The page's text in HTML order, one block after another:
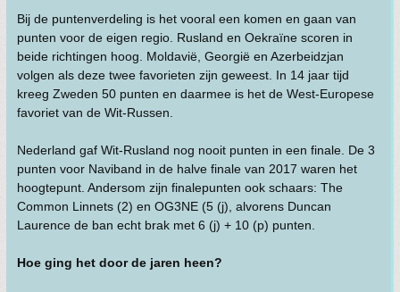
Bij de puntenverdeling is het vooral een komen en gaan van
punten voor de eigen regio. Rusland en Oekraïne scoren in
beide richtingen hoog. Moldavië, Georgië en Azerbeidzjan
volgen als deze twee favorieten zijn geweest. In 14 jaar tijd
kreeg Zweden 50 punten en daarmee is het de West-Europese
favoriet van de Wit-Russen.
Nederland gaf Wit-Rusland nog nooit punten in een finale. De 3
punten voor Naviband in de halve finale van 2017 waren het
hoogtepunt. Andersom zijn finalepunten ook schaars: The
Common Linnets (2) en OG3NE (5 (j), alvorens Duncan
Laurence de ban echt brak met 6 (j) + 10 (p) punten.
Hoe ging het door de jaren heen?